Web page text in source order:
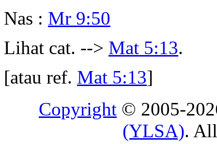
Nas : Mr 9:50
Lihat cat. --> Mat 5:13.
[atau ref. Mat 5:13]
Copyright © 2005-
(YLSA).